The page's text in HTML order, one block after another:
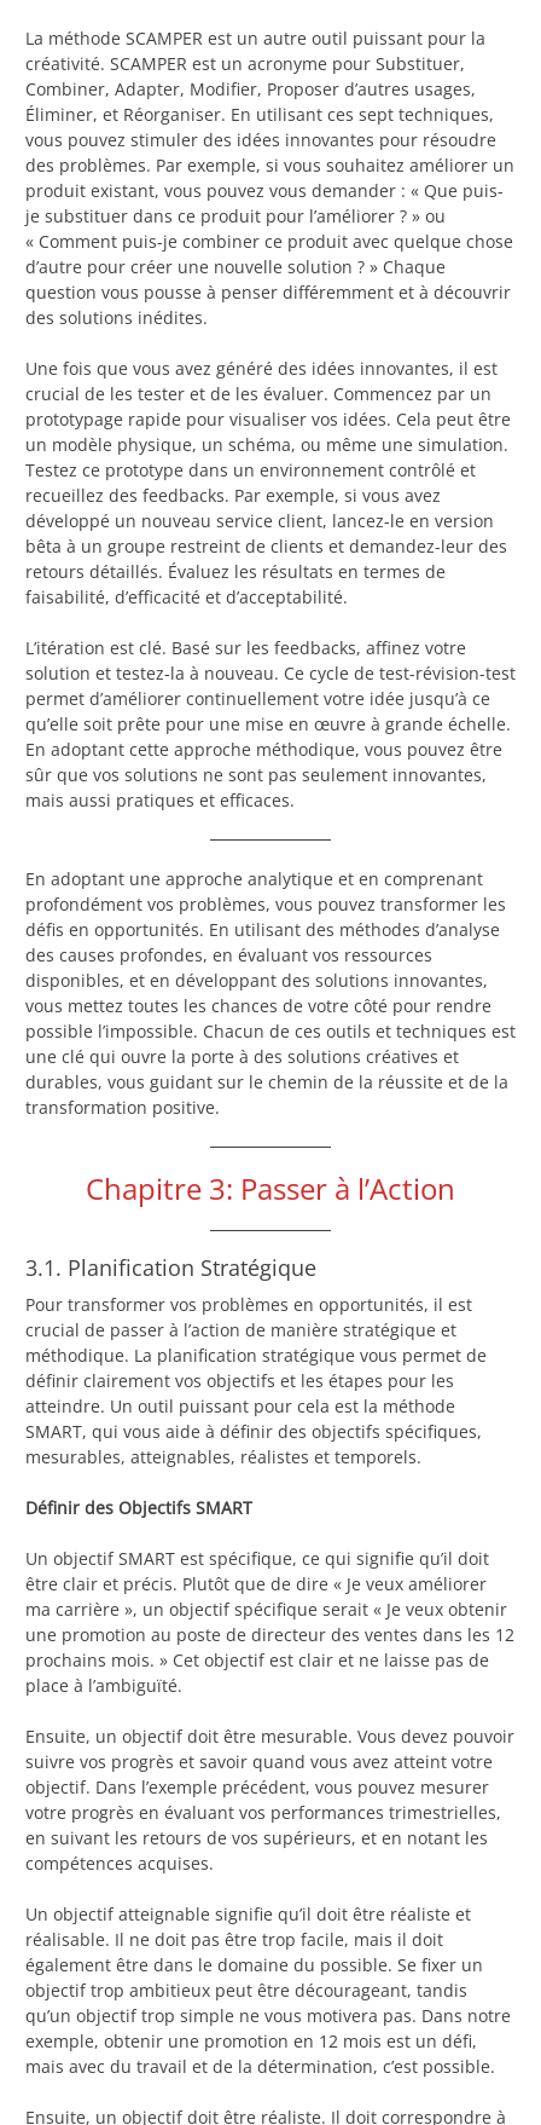
La méthode SCAMPER est un autre outil puissant pour la
créativité. SCAMPER est un acronyme pour Substituer,
Combiner, Adapter, Modifier, Proposer d’autres usages,
Éliminer, et Réorganiser. En utilisant ces sept techniques,
vous pouvez stimuler des idées innovantes pour résoudre
des problèmes. Par exemple, si vous souhaitez améliorer un
produit existant, vous pouvez vous demander : « Que puis-
je substituer dans ce produit pour l’améliorer ? » ou
« Comment puis-je combiner ce produit avec quelque chose
d’autre pour créer une nouvelle solution ? » Chaque
question vous pousse à penser différemment et à découvrir
des solutions inédites.
Une fois que vous avez généré des idées innovantes, il est
crucial de les tester et de les évaluer. Commencez par un
prototypage rapide pour visualiser vos idées. Cela peut être
un modèle physique, un schéma, ou même une simulation.
Testez ce prototype dans un environnement contrôlé et
recueillez des feedbacks. Par exemple, si vous avez
développé un nouveau service client, lancez-le en version
bêta à un groupe restreint de clients et demandez-leur des
retours détaillés. Évaluez les résultats en termes de
faisabilité, d’efficacité et d’acceptabilité.
L’itération est clé. Basé sur les feedbacks, affinez votre
solution et testez-la à nouveau. Ce cycle de test-révision-test
permet d’améliorer continuellement votre idée jusqu’à ce
qu’elle soit prête pour une mise en œuvre à grande échelle.
En adoptant cette approche méthodique, vous pouvez être
sûr que vos solutions ne sont pas seulement innovantes,
mais aussi pratiques et efficaces.
En adoptant une approche analytique et en comprenant
profondément vos problèmes, vous pouvez transformer les
défis en opportunités. En utilisant des méthodes d’analyse
des causes profondes, en évaluant vos ressources
disponibles, et en développant des solutions innovantes,
vous mettez toutes les chances de votre côté pour rendre
possible l’impossible. Chacun de ces outils et techniques est
une clé qui ouvre la porte à des solutions créatives et
durables, vous guidant sur le chemin de la réussite et de la
transformation positive.
Chapitre 3: Passer à l’Action
3.1. Planification Stratégique
Pour transformer vos problèmes en opportunités, il est
crucial de passer à l’action de manière stratégique et
méthodique. La planification stratégique vous permet de
définir clairement vos objectifs et les étapes pour les
atteindre. Un outil puissant pour cela est la méthode
SMART, qui vous aide à définir des objectifs spécifiques,
mesurables, atteignables, réalistes et temporels.
Définir des Objectifs SMART
Un objectif SMART est spécifique, ce qui signifie qu’il doit
être clair et précis. Plutôt que de dire « Je veux améliorer
ma carrière », un objectif spécifique serait « Je veux obtenir
une promotion au poste de directeur des ventes dans les 12
prochains mois. » Cet objectif est clair et ne laisse pas de
place à l’ambiguïté.
Ensuite, un objectif doit être mesurable. Vous devez pouvoir
suivre vos progrès et savoir quand vous avez atteint votre
objectif. Dans l’exemple précédent, vous pouvez mesurer
votre progrès en évaluant vos performances trimestrielles,
en suivant les retours de vos supérieurs, et en notant les
compétences acquises.
Un objectif atteignable signifie qu’il doit être réaliste et
réalisable. Il ne doit pas être trop facile, mais il doit
également être dans le domaine du possible. Se fixer un
objectif trop ambitieux peut être décourageant, tandis
qu’un objectif trop simple ne vous motivera pas. Dans notre
exemple, obtenir une promotion en 12 mois est un défi,
mais avec du travail et de la détermination, c’est possible.
Ensuite, un objectif doit être réaliste. Il doit correspondre à